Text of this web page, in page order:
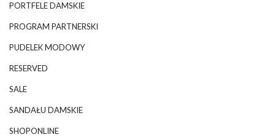
PORTFELE DAMSKIE
PROGRAM PARTNERSKI
PUDELEK MODOWY
RESERVED
SALE
SANDAŁU DAMSKIE
SHOPONLINE